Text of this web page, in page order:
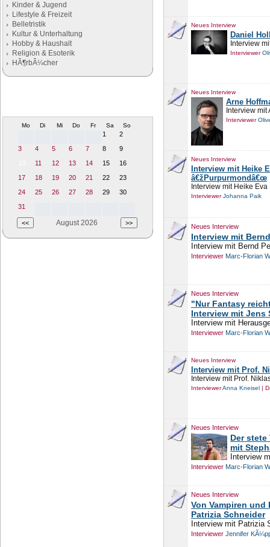
Kinder & Jugend
Lifestyle & Freizeit
Belletristik
Kultur & Unterhaltung
Hobby & Haushalt
Religion & Esoterik
HÃ¶rbÃ¼cher
Mo Di Mi Do Fr Sa So
1
2
3
4 5 6 7 8
9
11 12 13 14 15
16
17
18 19 20 21 22
23
24
25 26 27 28 29
30
31
August 2026
Neues Interview
Daniel
Interview
Interviewer
Neues Interview
Arne
Interview mit
Interviewer
Neues Interview
Interview mit Heike
â€žPurpurmondâ€œ
Interview mit Heike Eva
InterviewerJohanna Paik
Neues Interview
Interview mit
Interview mit Bernd
Interviewer Marc-Florian
Neues Interview
"Nur Fantasy
Interview mit Jens
Interview mit
Interviewer Marc-Florian
Neues Interview
Interview mit Prof.
Interview mit Prof.
InterviewerAnna Kneisel |
Neues Interview
Der
mit
Interview
Interviewer Marc-Florian
Neues Interview
Von Vampiren
Patrizia Schneider
Interview mit Patrizia
Interviewer Jennifer